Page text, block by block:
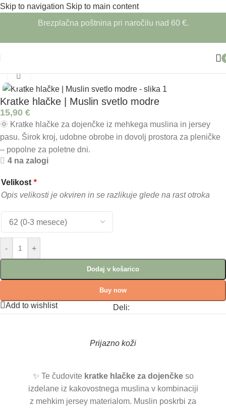
Skip to navigation Skip to main content
Brezplačna poštnina pri naročilu nad 60 €.
Click to enlarge
Kratke hlačke | Muslin svetlo modre
15,90 €
🌞 Kratke hlačke za dojenčke iz mehkega muslina in jersey
pasu. Širok kroj, udobne obrobe in dovolj prostora za pleničke
– popolne za poletne dni.
4 na zalogi
Velikost *
Opis velikosti je okviren in se razlikuje glede na rast otroka
- +
Dodaj v košarico
Buy now
Add to wishlist Deli:
Prijazno koži
✨ Te čudovite kratke hlačke za dojenčkeso
izdelane iz kakovostnega muslina v kombinaciji
z mehkim jersey materialom. Muslin poskrbi za